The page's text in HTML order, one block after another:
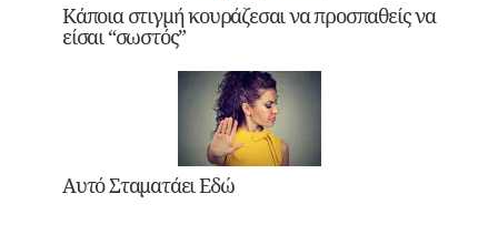
Κάποια στιγμή κουράζεσαι να προσπαθείς να
είσαι “σωστός”
Αυτό Σταματάει Εδώ